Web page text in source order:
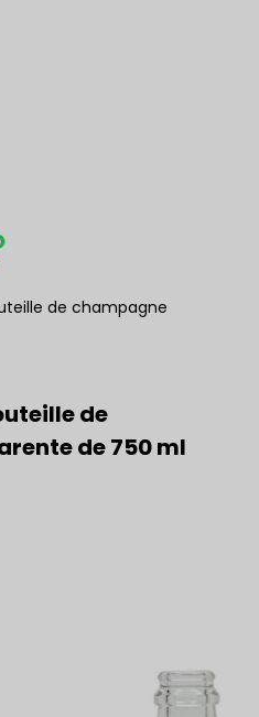
de champagne
de
de 750 ml